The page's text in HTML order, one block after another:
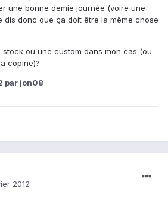
une bonne demie journée (voire une
dis donc que ça doit être la même chose
ou une custom dans mon cas (ou
copine)?
par jon08
2012